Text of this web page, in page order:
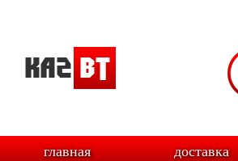
главная доставка